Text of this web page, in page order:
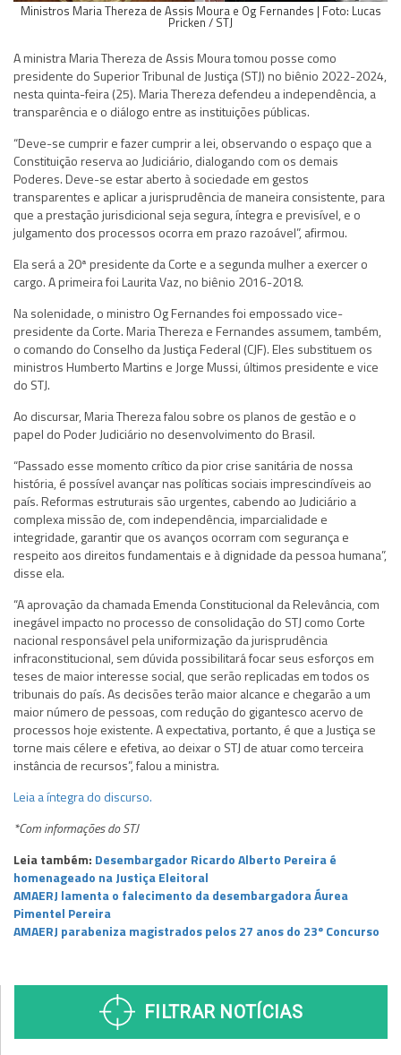
Ministros Maria Thereza de Assis Moura e Og Fernandes | Foto: Lucas
Pricken / STJ
A ministra Maria Thereza de Assis Moura tomou posse como
presidente do Superior Tribunal de Justiça (STJ) no biênio 2022-2024,
nesta quinta-feira (25). Maria Thereza defendeu a independência, a
transparência e o diálogo entre as instituições públicas.
“Deve-se cumprir e fazer cumprir a lei, observando o espaço que a
Constituição reserva ao Judiciário, dialogando com os demais
Poderes. Deve-se estar aberto à sociedade em gestos
transparentes e aplicar a jurisprudência de maneira consistente, para
que a prestação jurisdicional seja segura, íntegra e previsível, e o
julgamento dos processos ocorra em prazo razoável”, afirmou.
Ela será a 20ª presidente da Corte e a segunda mulher a exercer o
cargo. A primeira foi Laurita Vaz, no biênio 2016-2018.
Na solenidade, o ministro Og Fernandes foi empossado vice-
presidente da Corte. Maria Thereza e Fernandes assumem, também,
o comando do Conselho da Justiça Federal (CJF). Eles substituem os
ministros Humberto Martins e Jorge Mussi, últimos presidente e vice
do STJ.
Ao discursar, Maria Thereza falou sobre os planos de gestão e o
papel do Poder Judiciário no desenvolvimento do Brasil.
“Passado esse momento crítico da pior crise sanitária de nossa
história, é possível avançar nas políticas sociais imprescindíveis ao
país. Reformas estruturais são urgentes, cabendo ao Judiciário a
complexa missão de, com independência, imparcialidade e
integridade, garantir que os avanços ocorram com segurança e
respeito aos direitos fundamentais e à dignidade da pessoa humana”,
disse ela.
“A aprovação da chamada Emenda Constitucional da Relevância, com
inegável impacto no processo de consolidação do STJ como Corte
nacional responsável pela uniformização da jurisprudência
infraconstitucional, sem dúvida possibilitará focar seus esforços em
teses de maior interesse social, que serão replicadas em todos os
tribunais do país. As decisões terão maior alcance e chegarão a um
maior número de pessoas, com redução do gigantesco acervo de
processos hoje existente. A expectativa, portanto, é que a Justiça se
torne mais célere e efetiva, ao deixar o STJ de atuar como terceira
instância de recursos”, falou a ministra.
Leia a íntegra do discurso.
*Com informações do STJ
Leia também: Desembargador Ricardo Alberto Pereira é
homenageado na Justiça Eleitoral
AMAERJ lamenta o falecimento da desembargadora Áurea
Pimentel Pereira
AMAERJ parabeniza magistrados pelos 27 anos do 23º Concurso
FILTRAR NOTÍCIAS